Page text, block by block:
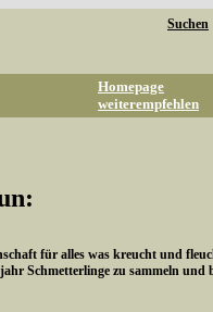
Suchen
Homepage
weiterempfehlen
für alles was kreucht und
Schmetterlinge zu sammeln